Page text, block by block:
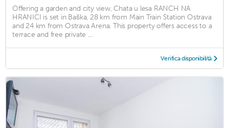
Offering a garden and city view, Chata u lesa RANCH NA
HRANICI is set in Baška, 28 km from Main Train Station Ostrava
and 24 km from Ostrava Arena. This property offers access to a
terrace and free private ...
Verifica disponibilità